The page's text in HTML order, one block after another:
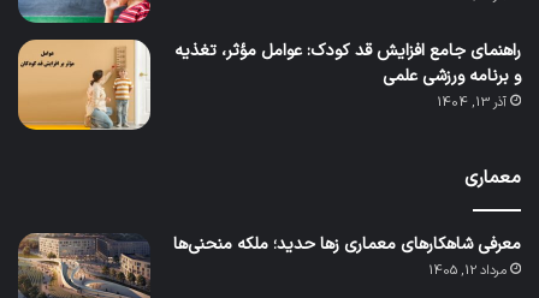
راهنمای جامع افزایش قد کودک: عوامل مؤثر، تغذیه
و برنامه ورزشی علمی
آذر 13, 1404
معماری
معرفی شاهکارهای معماری زها حدید؛ ملکه منحنی‌ها
مرداد 12, 1405